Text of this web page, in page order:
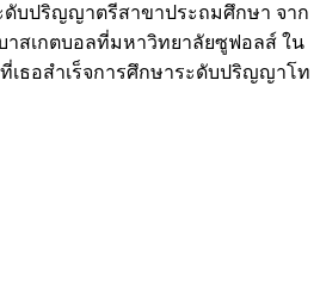
บปริญญาตรีสาขาประถมศึกษา จาก
สเกตบอลที่มหาวิทยาลัยซูฟอลส์ ใน
เธอสำเร็จการศึกษาระดับปริญญาโท